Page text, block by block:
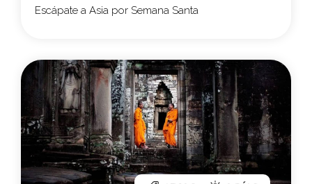
Escápate a Asia por Semana Santa